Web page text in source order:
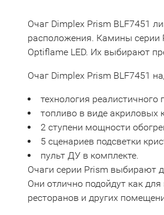
Очаг Dimplex Prism BLF7451
расположения. Камины серии
Optiflame LED. Их выбирают
Очаг Dimplex Prism BLF7451
технология реалистичного
топливо в виде акриловых
2 ступени мощноcти
5 сценариев подсветки
пульт ДУ в комплекте.
Очаги серии Prism выбирают
Они отлично подойдут как
ресторанов и других